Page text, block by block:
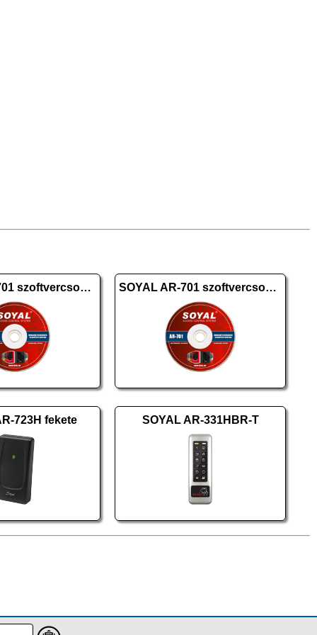
SOYAL AR-701 szoftvercsomag 10.2 SOYAL AR-701 szoftvercsomag Licensz 10.2
723H fekete SOYAL AR-331HBR-T